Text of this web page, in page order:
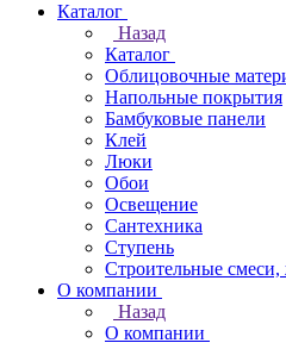
Каталог
Назад
Каталог
Облицовочные
Напольные покрытия
Бамбуковые панели
Клей
Люки
Обои
Освещение
Сантехника
Ступень
Строительные
О компании
Назад
О компании